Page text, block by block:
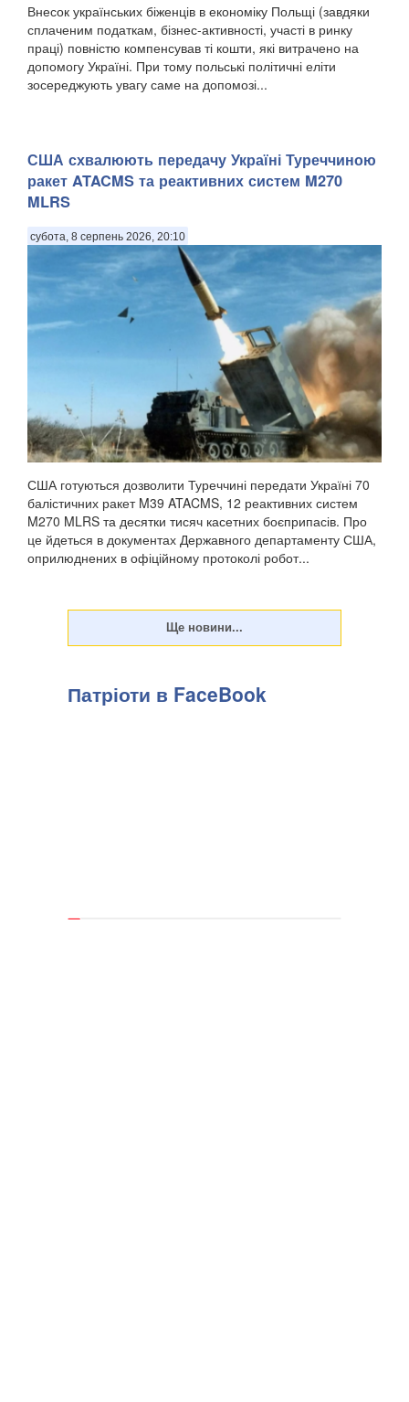
Внесок українських біженців в економіку Польщі (завдяки
сплаченим податкам, бізнес-активності, участі в ринку
праці) повністю компенсував ті кошти, які витрачено на
допомогу Україні. При тому польські політичні еліти
зосереджують увагу саме на допомозі...
США схвалюють передачу Україні Туреччиною
ракет ATACMS та реактивних систем M270
MLRS
субота, 8 серпень 2026, 20:10
США готуються дозволити Туреччині передати Україні 70
балістичних ракет M39 ATACMS, 12 реактивних систем
M270 MLRS та десятки тисяч касетних боєприпасів. Про
це йдеться в документах Державного департаменту США,
оприлюднених в офіційному протоколі робот...
Патріоти в FaceBook